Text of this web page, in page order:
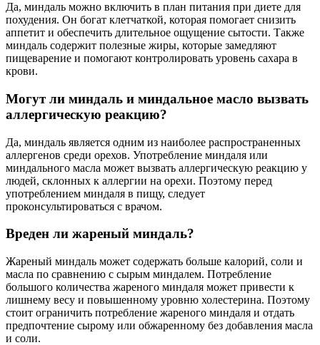
Да, миндаль можно включить в план питания при диете для
похудения. Он богат клетчаткой, которая помогает снизить
аппетит и обеспечить длительное ощущение сытости. Также
миндаль содержит полезные жиры, которые замедляют
пищеварение и помогают контролировать уровень сахара в
крови.
Могут ли миндаль и миндальное масло вызвать
аллергическую реакцию?
Да, миндаль является одним из наиболее распространенных
аллергенов среди орехов. Употребление миндаля или
миндального масла может вызвать аллергическую реакцию у
людей, склонных к аллергии на орехи. Поэтому перед
употреблением миндаля в пищу, следует
проконсультироваться с врачом.
Вреден ли жареный миндаль?
Жареный миндаль может содержать больше калорий, соли и
масла по сравнению с сырым миндалем. Потребление
большого количества жареного миндаля может привести к
лишнему весу и повышенному уровню холестерина. Поэтому
стоит ограничить потребление жареного миндаля и отдать
предпочтение сырому или обжаренному без добавления масла
и соли.